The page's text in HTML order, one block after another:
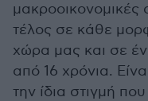
μακροοικονομικές
τέλος σε κάθε
χώρα μας και σε
από 16 χρόνια.
την ίδια στιγμή